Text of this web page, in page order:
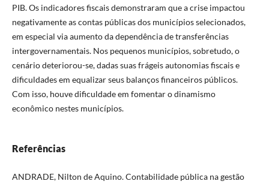
PIB. Os indicadores fiscais demonstraram que a crise impactou
negativamente as contas públicas dos municípios selecionados,
em especial via aumento da dependência de transferências
intergovernamentais. Nos pequenos municípios, sobretudo, o
cenário deteriorou-se, dadas suas frágeis autonomias fiscais e
dificuldades em equalizar seus balanços financeiros públicos.
Com isso, houve dificuldade em fomentar o dinamismo
econômico nestes municípios.
Referências
ANDRADE, Nilton de Aquino. Contabilidade pública na gestão